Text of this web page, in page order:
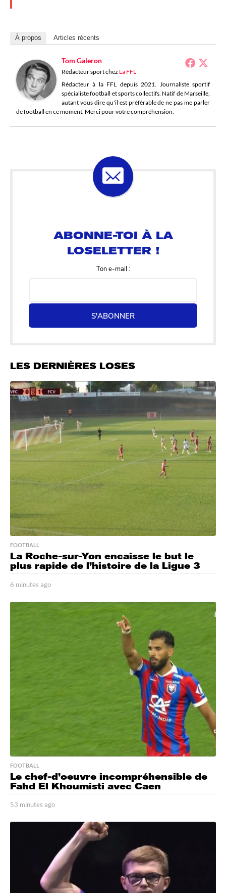
À propos Articles récents
Tom Galeron
Rédacteur sportchez La FFL
Rédacteur à la FFL depuis 2021. Journaliste sportif
spécialiste football et sports collectifs. Natif de Marseille,
autant vous dire qu'il est préférable de ne pas me parler
de football en ce moment. Merci pour votre compréhension.
Ton e-mail :
S'ABONNER
LES DERNIÈRES LOSES
FOOTBALL
La Roche-sur-Yon encaisse le but le
plus rapide de l’histoire de la Ligue 3
6 minutes ago
i
FOOTBALL
Le chef-d’oeuvre incompréhensible de
Fahd El Khoumisti avec Caen
53 minutes ago
m
u
t
e
s
a